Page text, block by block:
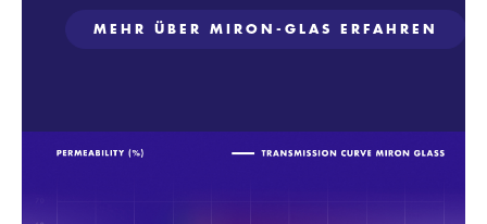
MEHR ÜBER MIRON-GLAS ERFAHREN